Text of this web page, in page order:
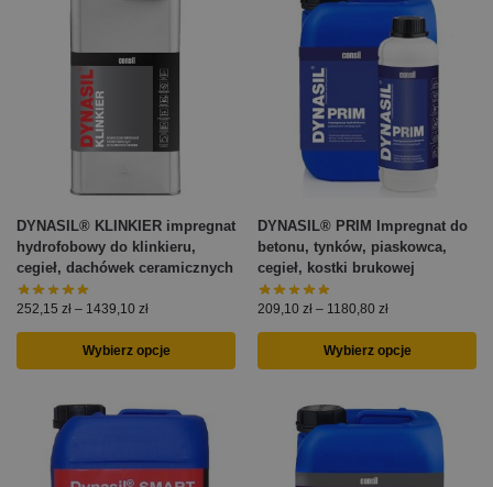
DYNASIL® KLINKIER impregnat
hydrofobowy do klinkieru,
cegieł, dachówek ceramicznych
252,15 zł – 1439,10 zł
Wybierz opcje
DYNASIL® PRIM Impregnat do
betonu, tynków, piaskowca,
cegieł, kostki brukowej
209,10 zł – 1180,80 zł
Wybierz opcje